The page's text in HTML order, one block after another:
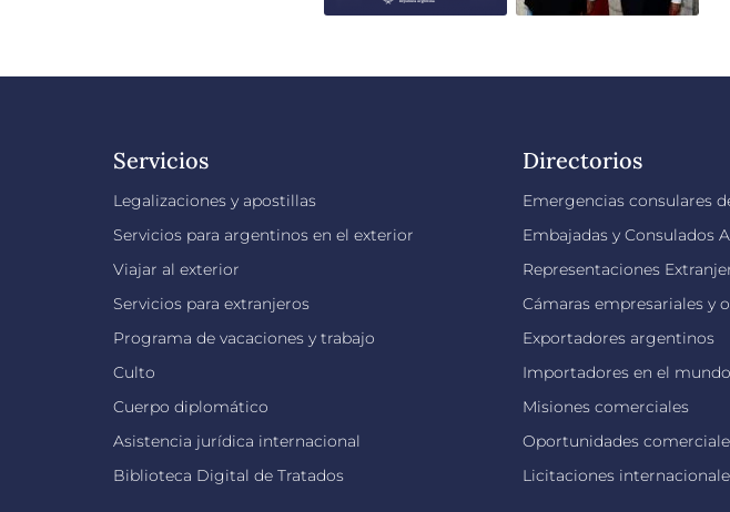
Servicios
Legalizaciones y apostillas
Servicios para argentinos en el exterior
Viajar al exterior
Servicios para extranjeros
Programa de vacaciones y trabajo
Culto
Cuerpo diplomático
Asistencia jurídica internacional
Biblioteca Digital de Tratados
Directorios
Emergencias consulares
Embajadas y Consulados
Representaciones
Cámaras empresariales y
Exportadores argentinos
Importadores en el mundo
Misiones comerciales
Oportunidades
Licitaciones